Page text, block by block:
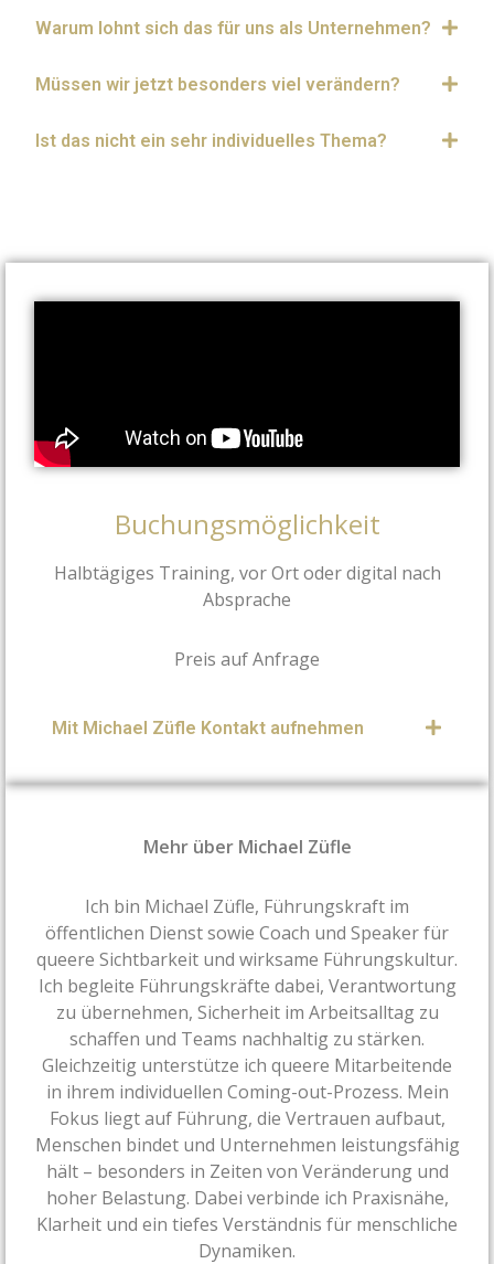
Warum lohnt sich das für uns als Unternehmen?
Müssen wir jetzt besonders viel verändern?
Ist das nicht ein sehr individuelles Thema?
Buchungsmöglichkeit
Halbtägiges Training, vor Ort oder digital nach
Absprache
Preis auf Anfrage
Mit Michael Züfle Kontakt aufnehmen
Mehr über Michael Züfle
Ich bin Michael Züfle, Führungskraft im
öffentlichen Dienst sowie Coach und Speaker für
queere Sichtbarkeit und wirksame Führungskultur.
Ich begleite Führungskräfte dabei, Verantwortung
zu übernehmen, Sicherheit im Arbeitsalltag zu
schaffen und Teams nachhaltig zu stärken.
Gleichzeitig unterstütze ich queere Mitarbeitende
in ihrem individuellen Coming-out-Prozess. Mein
Fokus liegt auf Führung, die Vertrauen aufbaut,
Menschen bindet und Unternehmen leistungsfähig
hält – besonders in Zeiten von Veränderung und
hoher Belastung. Dabei verbinde ich Praxisnähe,
Klarheit und ein tiefes Verständnis für menschliche
Dynamiken.